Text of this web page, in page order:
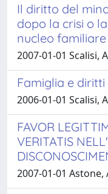
Il diritto del
dopo la crisi o
nucleo familiare
2007-01-01 Scalisi,
Famiglia e
2006-01-01 Scalisi,
FAVOR
VERITATIS
2007-01-01